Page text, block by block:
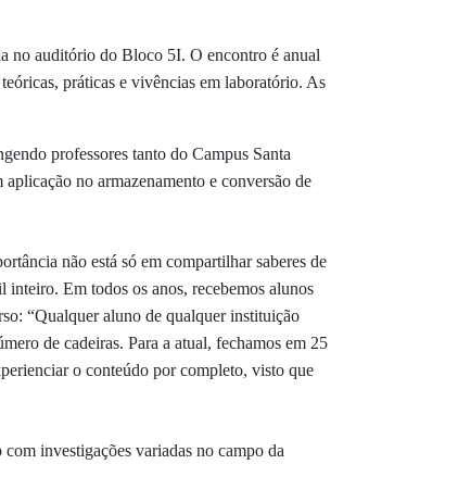
no auditório do Bloco 5I. O encontro é anual
práticas e vivências em laboratório. As
professores tanto do Campus Santa
no armazenamento e conversão de
não está só em compartilhar saberes de
inteiro. Em todos os anos, recebemos alunos
“Qualquer aluno de qualquer instituição
de cadeiras. Para a atual, fechamos em 25
o conteúdo por completo, visto que
investigações variadas no campo da